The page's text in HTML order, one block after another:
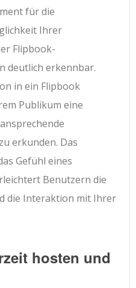
für die
Ihrer
Flipbook-
deutlich erkennbar.
in ein Flipbook
Publikum eine
erkunden. Das
Gefühl eines
Benutzern die
die Interaktion mit Ihrer
hosten und